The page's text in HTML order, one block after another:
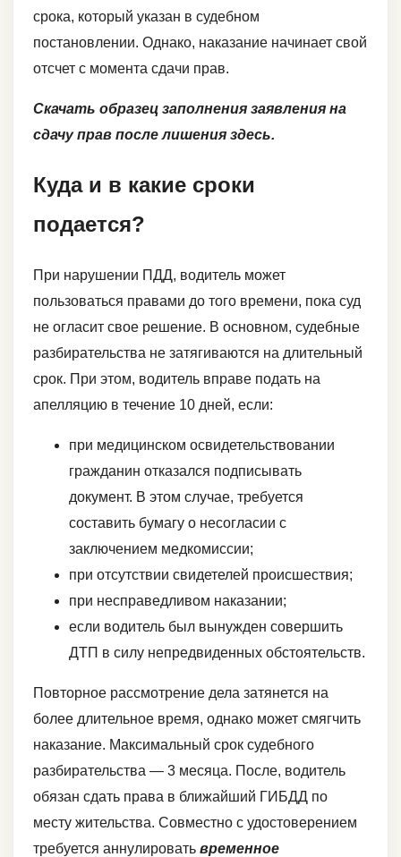
срока, который указан в судебном
постановлении. Однако, наказание начинает свой
отсчет с момента сдачи прав.
Скачать образец заполнения заявления на
сдачу прав после лишения здесь.
Куда и в какие сроки
подается?
При нарушении ПДД, водитель может
пользоваться правами до того времени, пока суд
не огласит свое решение. В основном, судебные
разбирательства не затягиваются на длительный
срок. При этом, водитель вправе подать на
апелляцию в течение 10 дней, если:
при медицинском освидетельствовании
гражданин отказался подписывать
документ. В этом случае, требуется
составить бумагу о несогласии с
заключением медкомиссии;
при отсутствии свидетелей происшествия;
при несправедливом наказании;
если водитель был вынужден совершить
ДТП в силу непредвиденных обстоятельств.
Повторное рассмотрение дела затянется на
более длительное время, однако может смягчить
наказание. Максимальный срок судебного
разбирательства — 3 месяца. После, водитель
обязан сдать права в ближайший ГИБДД по
месту жительства. Совместно с удостоверением
требуется аннулировать временное